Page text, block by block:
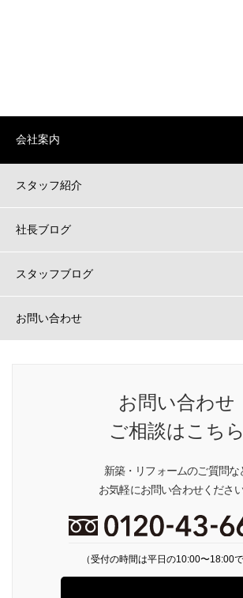
会社案内
スタッフ紹介
社長ブログ
スタッフブログ
お問い合わせ
お問い合わせ
ご相談はこちら
新築・リフォームのご質問な
お気軽にお問い合わせください
（受付の時間は平日の10:00〜18:00で